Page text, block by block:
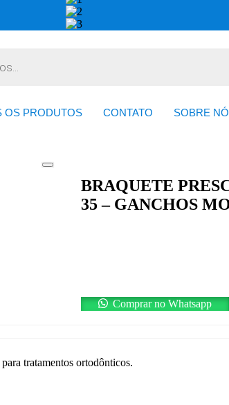
OS PRODUTOS CONTATO SOBRE
BRAQUETE
35 – GANCHOS
Comprar no Whatsapp
tratamentos ortodônticos.